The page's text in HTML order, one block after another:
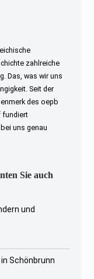
zahlreiche
Das, was wir uns
Seit der
des oepb
fundiert
uns genau
Sie auch
und
Schönbrunn